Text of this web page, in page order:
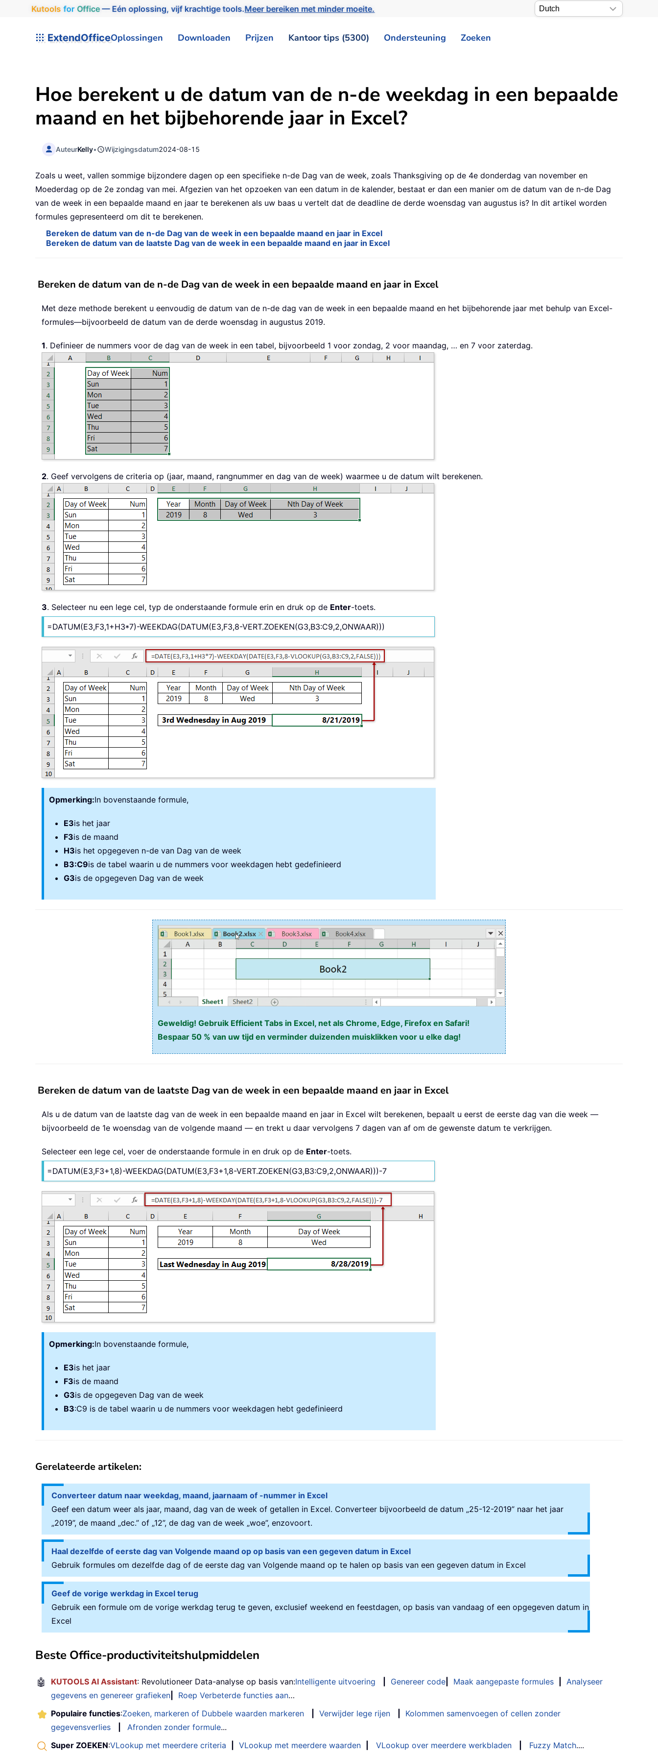
Kutools for Office— Eén oplossing, vijf krachtige tools.Meer bereiken met minder moeite.
ExtendOfficeOplossingen Downloaden Prijzen Kantoor tips (5300) Ondersteuning Zoeken
Hoe berekent u de datum van de n-de weekdag in een bepaalde
maand en het bijbehorende jaar in Excel?
AuteurKelly• Wijzigingsdatum2024-08-15
Zoals u weet, vallen sommige bijzondere dagen op een specifieke n-de Dag van de week, zoals Thanksgiving op de 4e donderdag van november en
Moederdag op de 2e zondag van mei. Afgezien van het opzoeken van een datum in de kalender, bestaat er dan een manier om de datum van de n-de Dag
van de week in een bepaalde maand en jaar te berekenen als uw baas u vertelt dat de deadline de derde woensdag van augustus is? In dit artikel worden
formules gepresenteerd om dit te berekenen.
Bereken de datum van de n-de Dag van de week in een bepaalde maand en jaar in Excel
Bereken de datum van de laatste Dag van de week in een bepaalde maand en jaar in Excel
Bereken de datum van de n-de Dag van de week in een bepaalde maand en jaar in Excel
Met deze methode berekent u eenvoudig de datum van de n-de dag van de week in een bepaalde maand en het bijbehorende jaar met behulp van Excel-
formules—bijvoorbeeld de datum van de derde woensdag in augustus 2019.
1. Definieer de nummers voor de dag van de week in een tabel, bijvoorbeeld 1 voor zondag, 2 voor maandag, … en 7 voor zaterdag.
2. Geef vervolgens de criteria op (jaar, maand, rangnummer en dag van de week) waarmee u de datum wilt berekenen.
3. Selecteer nu een lege cel, typ de onderstaande formule erin en druk op de Enter-toets.
=DATUM(E3,F3,1+H3*7)-WEEKDAG(DATUM(E3,F3,8-VERT.ZOEKEN(G3,B3:C9,2,ONWAAR)))
Opmerking:In bovenstaande formule,
E3is het jaar
F3is de maand
H3is het opgegeven n-de van Dag van de week
B3:C9is de tabel waarin u de nummers voor weekdagen hebt gedefinieerd
G3is de opgegeven Dag van de week
Geweldig! Gebruik Efficient Tabs in Excel, net als Chrome, Edge, Firefox en Safari!
Bespaar 50 % van uw tijd en verminder duizenden muisklikken voor u elke dag!
Bereken de datum van de laatste Dag van de week in een bepaalde maand en jaar in Excel
Als u de datum van de laatste dag van de week in een bepaalde maand en jaar in Excel wilt berekenen, bepaalt u eerst de eerste dag van die week —
bijvoorbeeld de 1e woensdag van de volgende maand — en trekt u daar vervolgens 7 dagen van af om de gewenste datum te verkrijgen.
Selecteer een lege cel, voer de onderstaande formule in en druk op de Enter-toets.
=DATUM(E3,F3+1,8)-WEEKDAG(DATUM(E3,F3+1,8-VERT.ZOEKEN(G3,B3:C9,2,ONWAAR)))-7
Opmerking:In bovenstaande formule,
E3is het jaar
F3is de maand
G3is de opgegeven Dag van de week
B3:C9 is de tabel waarin u de nummers voor weekdagen hebt gedefinieerd
Gerelateerde artikelen:
Converteer datum naar weekdag, maand, jaarnaam of -nummer in Excel
Geef een datum weer als jaar, maand, dag van de week of getallen in Excel. Converteer bijvoorbeeld de datum „25-12-2019” naar het jaar
„2019”, de maand „dec.” of „12”, de dag van de week „woe”, enzovoort.
Haal dezelfde of eerste dag van Volgende maand op op basis van een gegeven datum in Excel
Gebruik formules om dezelfde dag of de eerste dag van Volgende maand op te halen op basis van een gegeven datum in Excel
Geef de vorige werkdag in Excel terug
Gebruik een formule om de vorige werkdag terug te geven, exclusief weekend en feestdagen, op basis van vandaag of een opgegeven datum in
Excel
Beste Office-productiviteitshulpmiddelen
🤖 KUTOOLS AI Assistant: Revolutioneer Data-analyse op basis van:Intelligente uitvoering Genereer code Maak aangepaste formules
Analyseer
gegevens en genereer grafieken
Roep Verbeterde functies aan…
Populaire functies:Zoeken, markeren of Dubbele waarden markeren Verwijder lege rijen
Kolommen samenvoegen of cellen zonder
gegevensverlies
Afronden zonder formule...
Super ZOEKEN:VLookup met meerdere criteria VLookup met meerdere waarden VLookup over meerdere werkbladen Fuzzy Match....